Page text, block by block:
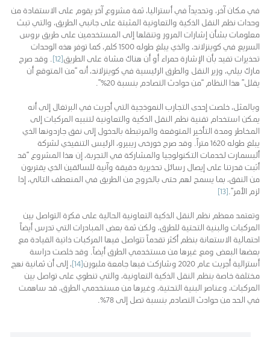
في مكان آخر، وتحديداً في أستراليا، ثمة مشروع آخر يقوم على الاستفادة من
وحدات نظم النقل الذكية والتعاونية المثبتة على جانبي الطريق، والتي تبث
معلومات بشأن إشارات المرور وتنقلها إلى المستخدمين على طريق بروس
السريع في كوينزلاند، والذي يبلغ طوله 1500 كلم، كما توفر هذه الوحدات
تحذيرات تفيد بأن الإشارة حمراء أو أن هناك مشاة على الطريق[12]
. وقد صرح
مارك بيلي، وزير النقل والطرق الرئيسية في كوينزلاند، أنه “من المتوقع أن
يقلل” هذا النظام “من حوادث التصادم بنسبة 20%”.
وبالمثل، خلصت إحدى التجارب النموذجية التي أجريت في البرتغال إلى أنه
يمكن استخدام تقنية نظم النقل الذكية والتعاونية لتنبيه المركبات إلى
المخاطر ومدة التأخير المتوقعة والمرتبطة بالدخول إلى نفق جاردونها الذي
يبلغ طوله 1620 متراً. وقد صرح خورخى ريبيرو، الرئيس التنفيذي لشركة
ألبسمارت لخدمات التكنولوجيا والمشاركة في التجربة، إن هذا المشروع “قد
أثبت قدرتنا على إيصال رسائل تحذيرية دقيقة وآنية للسائقين الذي يقتربون
من النفق، بما يسمح لهم حتى بالخروج من الطريق في المنعطف التالي، إذا
لزم الأمر”.[13]
وتعتمد معظم نظم النقل الذكية التعاونية الحالية على فكرة التواصل بين
المركبات والبنية التحتية للطرق، ولكن ثمة بعض المبادرات التي تدرس أيضاً
احتمالية الاستعانة بنظم أكثر تقدماً تتواصل فيها المركبات ذاتية القيادة مع
بعضها البعض ومع غيرها من مستخدمي الطرق أيضاً. وقد خلصت دراسة
أسترالية أجريت عام 2020 وشاركت فيها جامعة ملبورن
[14]
، إلى أن ثمانية نهج
مختلفة خاصة بنظم النقل الذكية التعاونية، والتي تنطوي على تواصل بين
المركبات، وعناصر البنية التحتية، وغيرها من مستخدمي الطرق، قد ساهمت
في الحد من حوادث التصادم بنسبة تصل إلى 78%.